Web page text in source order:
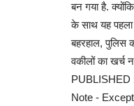
बन गया है.
के साथ यह पहला
बहरहाल, पुलिस
वकीलों का
PUBLISHED
Note -